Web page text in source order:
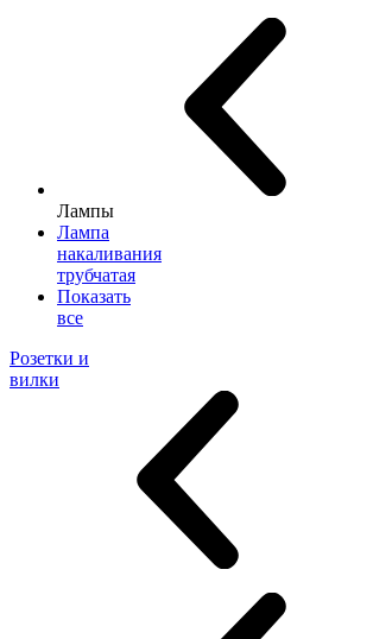
Лампы
Лампа
накаливания
трубчатая
Показать
все
Розетки и
вилки